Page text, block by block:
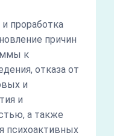
проработка
причин
к
отказа от
и
и
а также
психоактивных